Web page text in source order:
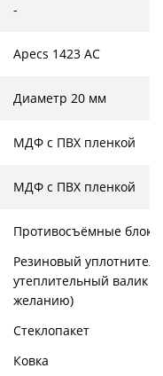
-
Apecs 1423 AC
Диаметр 20 мм
МДФ с ПВХ пленкой
МДФ с ПВХ пленкой
Противосъёмные
Резиновый
утеплительный валик
желанию)
Стеклопакет
Ковка